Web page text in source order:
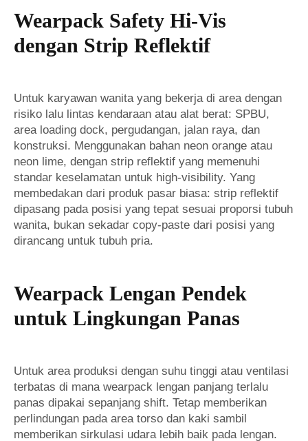
Wearpack Safety Hi-Vis
dengan Strip Reflektif
Untuk karyawan wanita yang bekerja di area dengan
risiko lalu lintas kendaraan atau alat berat: SPBU,
area loading dock, pergudangan, jalan raya, dan
konstruksi. Menggunakan bahan neon orange atau
neon lime, dengan strip reflektif yang memenuhi
standar keselamatan untuk high-visibility. Yang
membedakan dari produk pasar biasa: strip reflektif
dipasang pada posisi yang tepat sesuai proporsi tubuh
wanita, bukan sekadar copy-paste dari posisi yang
dirancang untuk tubuh pria.
Wearpack Lengan Pendek
untuk Lingkungan Panas
Untuk area produksi dengan suhu tinggi atau ventilasi
terbatas di mana wearpack lengan panjang terlalu
panas dipakai sepanjang shift. Tetap memberikan
perlindungan pada area torso dan kaki sambil
memberikan sirkulasi udara lebih baik pada lengan.